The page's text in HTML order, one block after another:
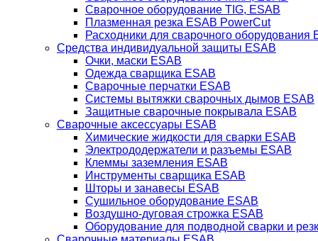
Сварочное оборудование TIG, ESAB
Плазменная резка ESAB PowerCut
Расходники для сварочного оборудования
Средства индивидуальной защиты ESAB
Очки, маски ESAB
Одежда сварщика ESAB
Сварочные перчатки ESAB
Системы вытяжки сварочных дымов ESAB
Защитные сварочные покрывала ESAB
Сварочные аксессуары ESAB
Химические жидкости для сварки ESAB
Электрододержатели и разъемы ESAB
Клеммы заземления ESAB
Инструменты сварщика ESAB
Шторы и занавесы ESAB
Сушильное оборудование ESAB
Воздушно-дуговая строжка ESAB
Оборудование для подводной сварки и